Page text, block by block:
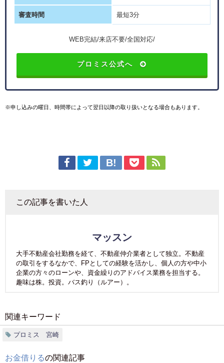
審査時間 最短3分
WEB完結/来店不要/全国対応/
プロミス公式へ
※申し込みの曜日、時間帯によって翌日以降の取り扱いとなる場合もあります。
この記事を書いた人
マッスン
大手不動産会社勤務を経て、不動産仲介業者として独立。不動産
の取引をするなかで、FPとしての経験を活かし、個人の方や中小
企業の方々のローンや、資金繰りのアドバイス業務を担当する。
趣味は株。投資。バス釣り（ルアー）。
関連キーワード
プロミス 宮崎
お金借りるの関連記事